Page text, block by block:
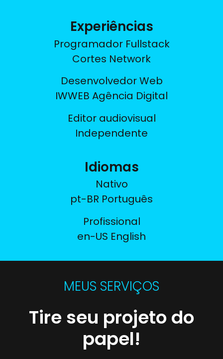
Experiências
Programador Fullstack
Cortes Network
Desenvolvedor Web
IWWEB Agência Digital
Editor audiovisual
Independente
Idiomas
Nativo
pt-BR Português
Profissional
en-US English
MEUS SERVIÇOS
Tire seu projeto do
papel!